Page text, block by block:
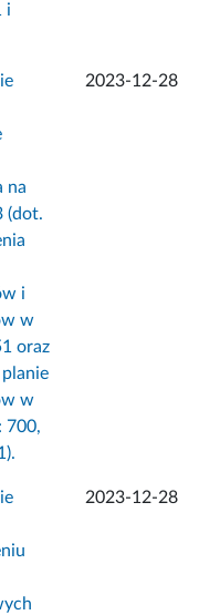
i
na
(dot.
i
w
oraz
w
700,
2023-12-28
2023-12-28